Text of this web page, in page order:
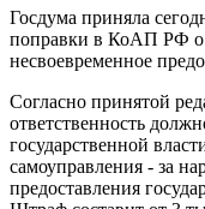
Госдума приняла
поправки в КоАП РФ о
несвоевременное
Согласно принятой
ответственность
государственной
самоуправления - за
предоставления